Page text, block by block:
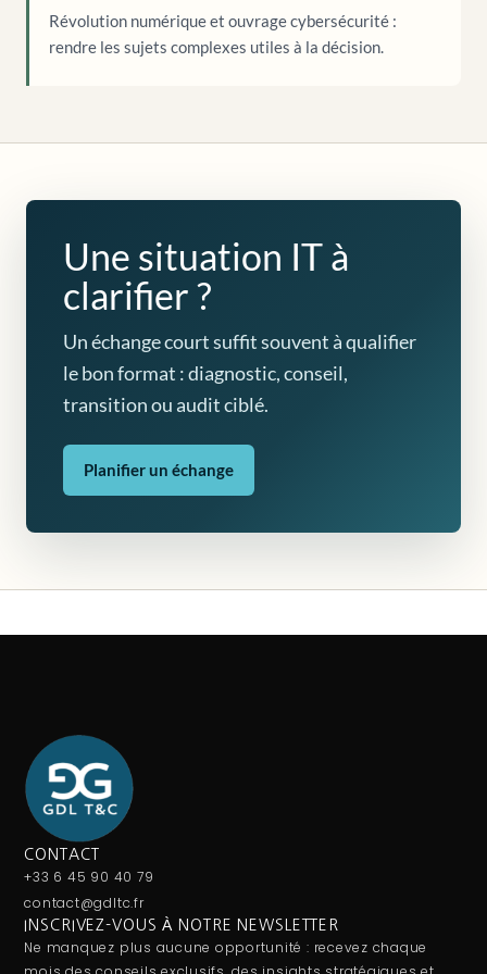
Révolution numérique et ouvrage cybersécurité :
rendre les sujets complexes utiles à la décision.
Une situation IT à
clarifier ?
Un échange court suffit souvent à qualifier
le bon format : diagnostic, conseil,
transition ou audit ciblé.
Planifier un échange
CONTACT
+33 6 45 90 40 79
contact@gdltc.fr
INSCRIVEZ-VOUS À NOTRE NEWSLETTER
Ne manquez plus aucune opportunité : recevez chaque